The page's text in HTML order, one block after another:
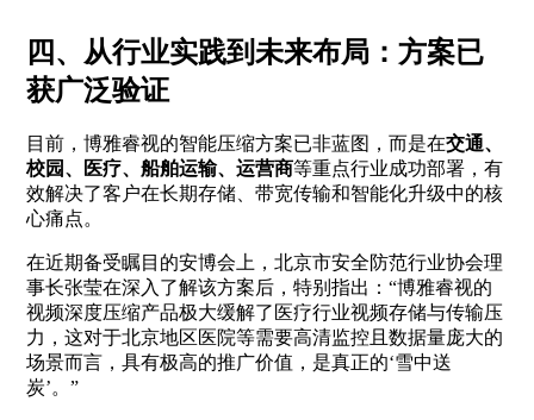
四、从行业实践到未来布局：方案已
获广泛验证
目前，博雅睿视的智能压缩方案已非蓝图，而是在交通、
校园、医疗、船舶运输、运营商等重点行业成功部署，有
效解决了客户在长期存储、带宽传输和智能化升级中的核
心痛点。
在近期备受瞩目的安博会上，北京市安全防范行业协会理
事长张莹在深入了解该方案后，特别指出：“博雅睿视的
视频深度压缩产品极大缓解了医疗行业视频存储与传输压
力，这对于北京地区医院等需要高清监控且数据量庞大的
场景而言，具有极高的推广价值，是真正的‘雪中送
炭’。”